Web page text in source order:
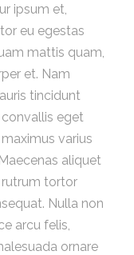
ipsum et,
eu egestas
mattis quam,
et. Nam
tincidunt
convallis eget
varius
aliquet
rutrum tortor
Nulla non
arcu felis,
ornare